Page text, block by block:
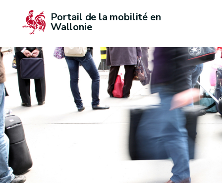
Portail de la mobilité en
Wallonie